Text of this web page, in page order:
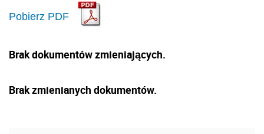
Pobierz PDF
Brak dokumentów zmieniających.
Brak zmienianych dokumentów.